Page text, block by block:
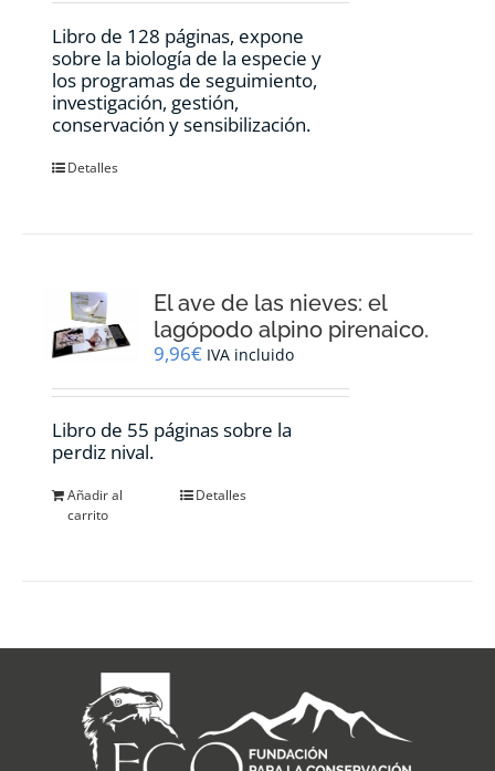
Libro de 128 páginas, expone
sobre la biología de la especie y
los programas de seguimiento,
investigación, gestión,
conservación y sensibilización.
Detalles
El ave de las nieves: el
lagópodo alpino pirenaico.
9,96€ IVA incluido
Libro de 55 páginas sobre la
perdiz nival.
Añadir al
carrito
Detalles